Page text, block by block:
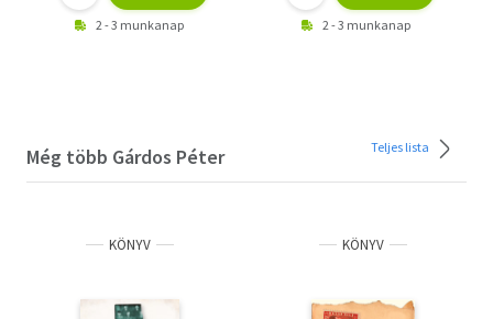
2 - 3 munkanap 2 - 3 munkanap
Még több Gárdos Péter Teljes lista
KÖNYV KÖNYV